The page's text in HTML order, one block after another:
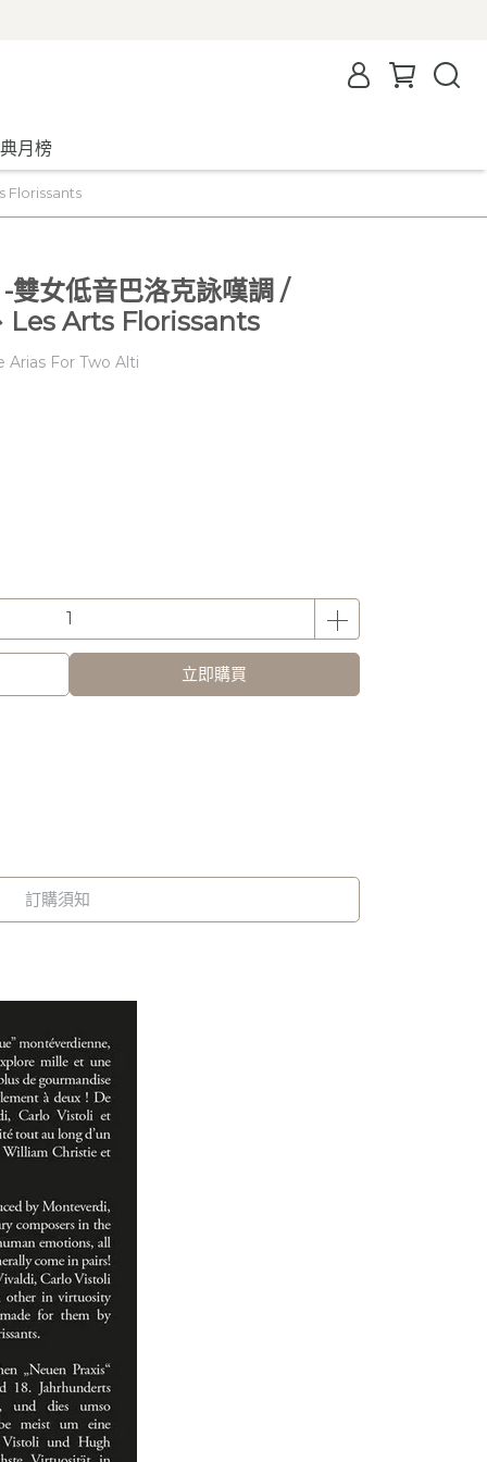
月榜
Florissants
女低音巴洛克詠嘆調 /
Arts Florissants
Arias For Two Alti
立即購買
訂購須知